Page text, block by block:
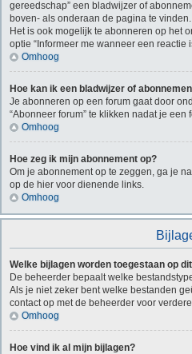
gereedschap” een bladwijzer of
boven- als onderaan de pagina te vinden.
Het is ook mogelijk te abonneren op het
optie “Informeer me wanneer een reactie
Omhoog
Hoe kan ik een bladwijzer of
Je abonneren op een forum gaat door
“Abonneer forum” te klikken nadat je een
Omhoog
Hoe zeg ik mijn abonnement op?
Om je abonnement op te zeggen, ga je
op de hier voor dienende links.
Omhoog
Welke bijlagen worden toegestaan op
De beheerder bepaalt welke
Als je niet zeker bent welke bestanden
contact op met de beheerder voor
Omhoog
Hoe vind ik al mijn bijlagen?